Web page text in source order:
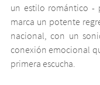
un estilo romántico -
marca un potente
nacional, con un
conexión emocional
primera escucha.